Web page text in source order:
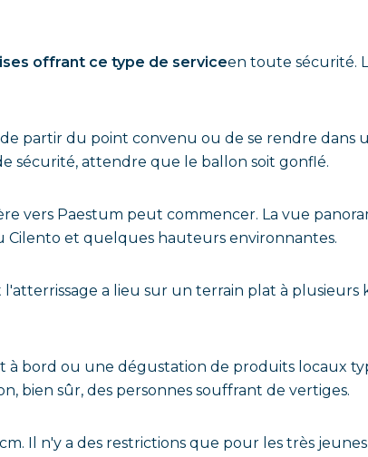
offrant ce type de serviceen toute sécurité.
partir du point convenu ou de se rendre dans
sécurité, attendre que le ballon soit gonflé.
vers Paestum peut commencer. La vue
Cilento et quelques hauteurs environnantes.
a lieu sur un terrain plat à plusieurs
à bord ou une dégustation de produits locaux
bien sûr, des personnes souffrant de vertiges.
Il n'y a des restrictions que pour les très